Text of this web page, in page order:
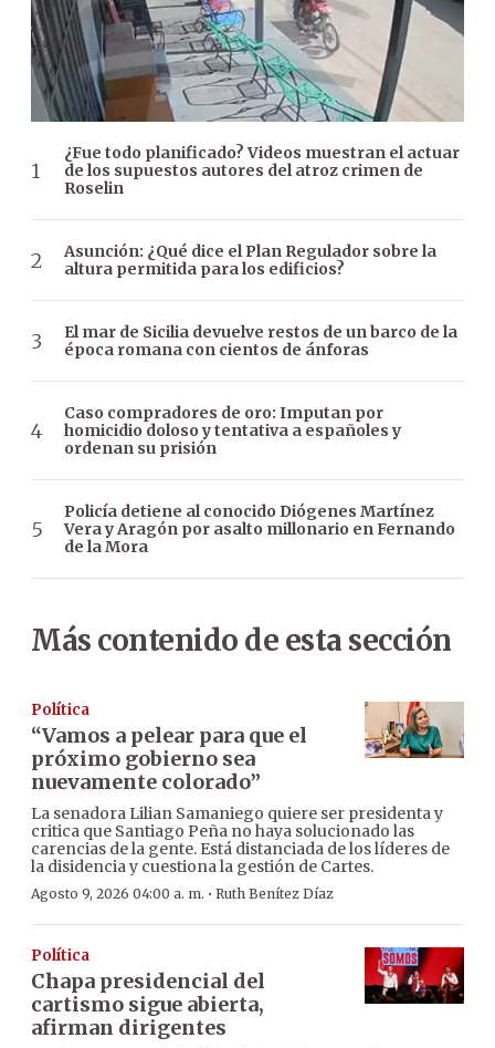
¿Fue todo planificado? Videos muestran el actuar
de los supuestos autores del atroz crimen de
Roselin
Asunción: ¿Qué dice el Plan Regulador sobre la
altura permitida para los edificios?
El mar de Sicilia devuelve restos de un barco de la
época romana con cientos de ánforas
Caso compradores de oro: Imputan por
homicidio doloso y tentativa a españoles y
ordenan su prisión
Policía detiene al conocido Diógenes Martínez
Vera y Aragón por asalto millonario en Fernando
de la Mora
Más contenido de esta sección
Política
“Vamos a pelear para que el
próximo gobierno sea
nuevamente colorado”
La senadora Lilian Samaniego quiere ser presidenta y
critica que Santiago Peña no haya solucionado las
carencias de la gente. Está distanciada de los líderes de
la disidencia y cuestiona la gestión de Cartes.
Agosto 9, 2026 04:00 a. m. · Ruth Benítez Díaz
Política
Chapa presidencial del
cartismo sigue abierta,
afirman dirigentes